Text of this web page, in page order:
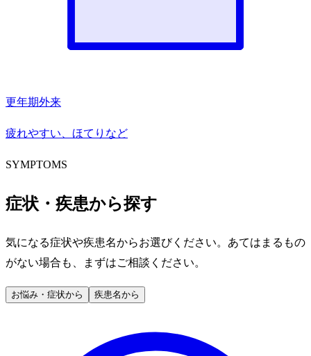
更年期外来
疲れやすい、ほてりなど
SYMPTOMS
症状・疾患から探す
気になる症状や疾患名からお選びください。あてはまるもの
がない場合も、まずはご相談ください。
お悩み・症状から 疾患名から